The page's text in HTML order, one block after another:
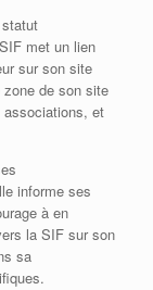
met un lien
sur son site
de son site
associations, et
informe ses
à en
la SIF sur son
sa